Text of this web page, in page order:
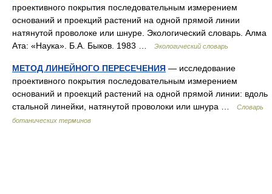
проективного покрытия последовательным измерением
оснований и проекций растений на одной прямой линии
натянутой проволоке или шнуре. Экологический словарь. Алма
Ата: «Наука». Б.А. Быков. 1983 …
Экологический словарь
МЕТОД ЛИНЕЙНОГО ПЕРЕСЕЧЕНИЯ — исследование
проективного покрытия последовательным измерением
оснований и проекций растений на одной прямой линии: вдоль
стальной линейки, натянутой проволоки или шнура …
Словарь
ботанических терминов